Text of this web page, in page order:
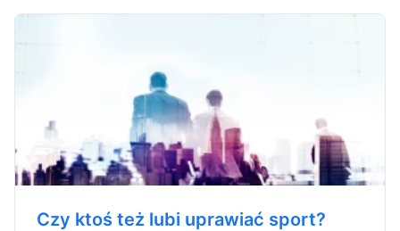
Czy ktoś też lubi uprawiać sport?